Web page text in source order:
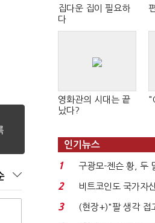
집다운 집이 필요하
다
영화관의 시대는 끝
났다?
인기뉴스
1
구광모-젠슨 황, 두
로봇·AI 등 논...
2
비트코인도 국가자
처분' 기준은 ...
3
(현장+)"팔 생각 접